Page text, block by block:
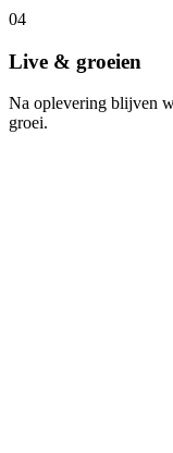
04
Live & groeien
Na oplevering blijven
groei.